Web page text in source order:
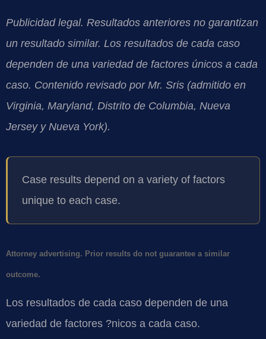
Publicidad legal. Resultados anteriores no garantizan
un resultado similar. Los resultados de cada caso
dependen de una variedad de factores únicos a cada
caso. Contenido revisado por Mr. Sris (admitido en
Virginia, Maryland, Distrito de Columbia, Nueva
Jersey y Nueva York).
Case results depend on a variety of factors
unique to each case.
Attorney advertising. Prior results do not guarantee a similar
outcome.
Los resultados de cada caso dependen de una
variedad de factores ?nicos a cada caso.